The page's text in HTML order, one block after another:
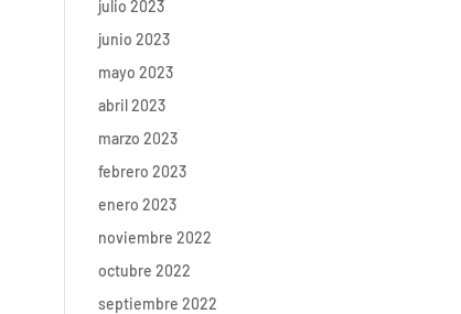
julio 2023
junio 2023
mayo 2023
abril 2023
marzo 2023
febrero 2023
enero 2023
noviembre 2022
octubre 2022
septiembre 2022